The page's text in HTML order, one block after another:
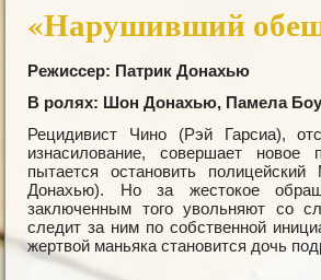
«Нарушивший
Режиссер: Патрик Донахью
В ролях: Шон Донахью, Памела
Рецидивист Чино (Рэй Гарсиа),
изнасилование, совершает новое
пытается остановить
Донахью). Но за жестокое
заключенным того увольняют со
следит за ним по собственной
жертвой маньяка становится дочь